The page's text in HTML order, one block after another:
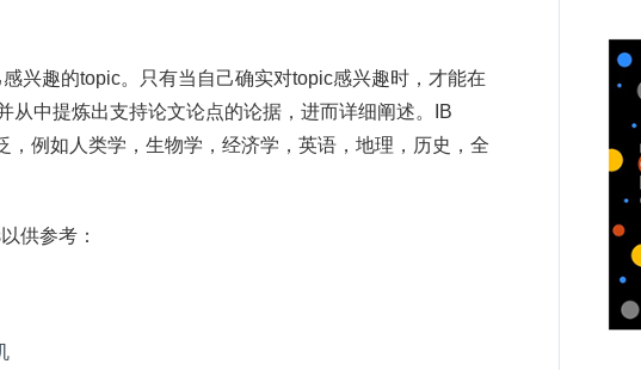
兴趣的topic。只有当自己确实对topic感兴趣时，才能在
中提炼出支持论文论点的论据，进而详细阐述。IB
例如人类学，生物学，经济学，英语，地理，历史，全
供参考：